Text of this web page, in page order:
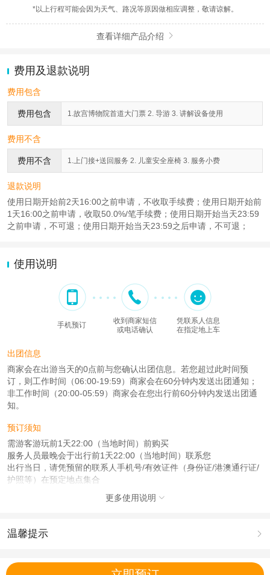
*以上行程可能会因为天气、路况等原因做相应调整，敬请谅解。
查看详细产品介绍 
费用及退款说明
费用包含
费用包含 1.故宫博物院首道大门票 2. 导游 3. 讲解设备使用
费用不含
费用不含 1.上门接+送回服务 2. 儿童安全座椅 3. 服务小费
退款说明
使用日期开始前2天16:00之前申请，不收取手续费；使用日期开始前
1天16:00之前申请，收取50.0%/笔手续费；使用日期开始当天23:59
之前申请，不可退；使用日期开始当天23:59之后申请，不可退；
使用说明
手机预订
收到商家短信
或电话确认
凭联系人信息
在指定地上车
出团信息
商家会在出游当天的0点前与您确认出团信息。若您超过此时间预
订，则工作时间（06:00-19:59）商家会在60分钟内发送出团通知；
非工作时间（20:00-05:59）商家会在您出行前60分钟内发送出团通
知。
预订须知
需游客游玩前1天22:00（当地时间）前购买
服务人员最晚会于出行前1天22:00（当地时间）联系您
出行当日，请凭预留的联系人手机号/有效证件（身份证/港澳通行证/
护照等）在预定地点集合
查看特许经营许可证信息
更多使用说明 
温馨提示 
动（如跳伞、潜水、滑雪等）前，请务必仔细阅读